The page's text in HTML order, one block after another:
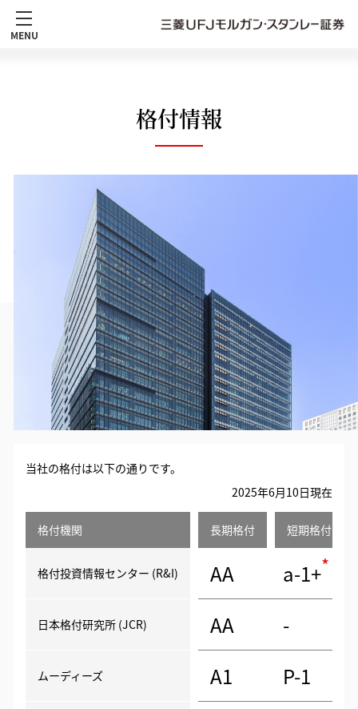
MENU
格付情報
当社の格付は以下の通りです。
2025年6月10日現在
格付機関 長期格付 短期格付
格付投資情報センター (R&I) AA a-1+*
日本格付研究所 (JCR) AA -
ムーディーズ A1 P-1